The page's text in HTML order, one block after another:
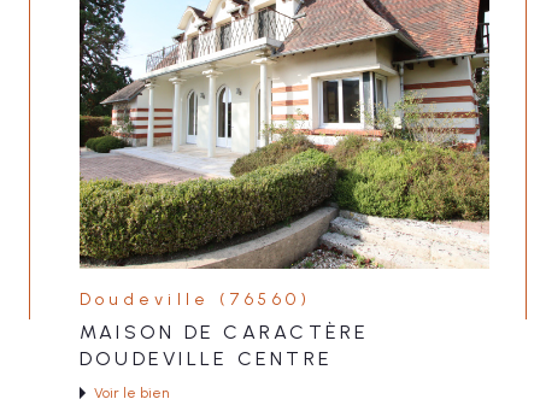
Doudeville (76560)
MAISON DE CARACTÈRE
DOUDEVILLE CENTRE
Voir le bien